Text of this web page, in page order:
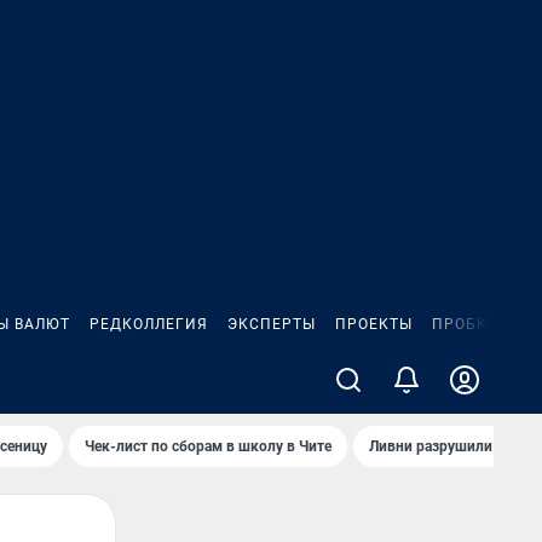
ВАЛЮТ РЕДКОЛЛЕГИЯ ЭКСПЕРТЫ ПРОЕКТЫ ПРОБКИ
Чек-лист по сборам в школу в Чите Ливни разрушили